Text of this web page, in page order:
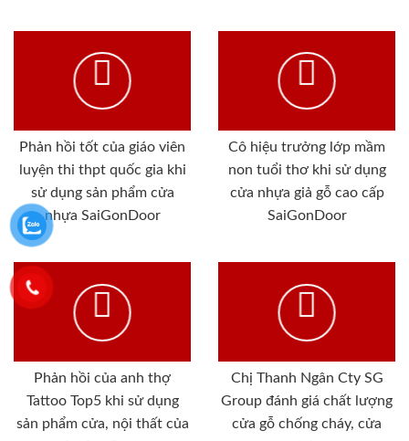
Phản hồi tốt của giáo viên
luyện thi thpt quốc gia khi
sử dụng sản phẩm cửa
nhựa SaiGonDoor
Cô hiệu trưởng lớp mầm
non tuổi thơ khi sử dụng
cửa nhựa giả gỗ cao cấp
SaiGonDoor
Phản hồi của anh thợ
Tattoo Top5 khi sử dụng
sản phẩm cửa, nội thất của
Chị Thanh Ngân Cty SG
Group đánh giá chất lượng
cửa gỗ chống cháy, cửa